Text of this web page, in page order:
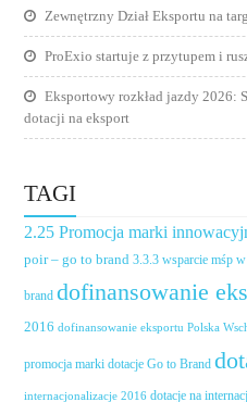
Zewnętrzny Dział Eksportu na
ProExio startuje z przytupem i
Eksportowy rozkład jazdy 2026:
dotacji na eksport
TAGI
2.25 Promocja marki
poir – go to brand 3.3.3 wsparcie mśp
brand dofinansowanie
2016 dofinansowanie eksportu Polska
promocja marki dotacje Go to Brand
internacjonalizacje 2016 dotacje na